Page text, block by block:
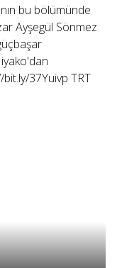
bu bölümünde
Ayşegül Sönmez
37Yuivp TRT